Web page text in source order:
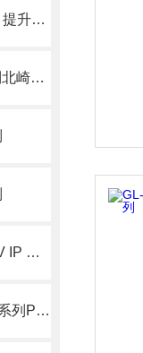
MIYUKI美幸辉面板厂用真空泵：提升生产效率的关键设备
MIYUKI美幸辉气动蝶阀 BH 系列北崎热卖
MIYUKI美幸辉空气驱动通风阀 IV IP 系列
MIYUKI美幸辉电磁驱动阀 PER 系列PER-N40